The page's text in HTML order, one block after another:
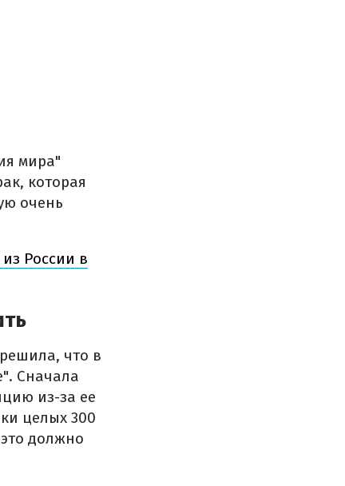
мира"
которая
очень
России в
что в
Сначала
из-за ее
целых 300
должно